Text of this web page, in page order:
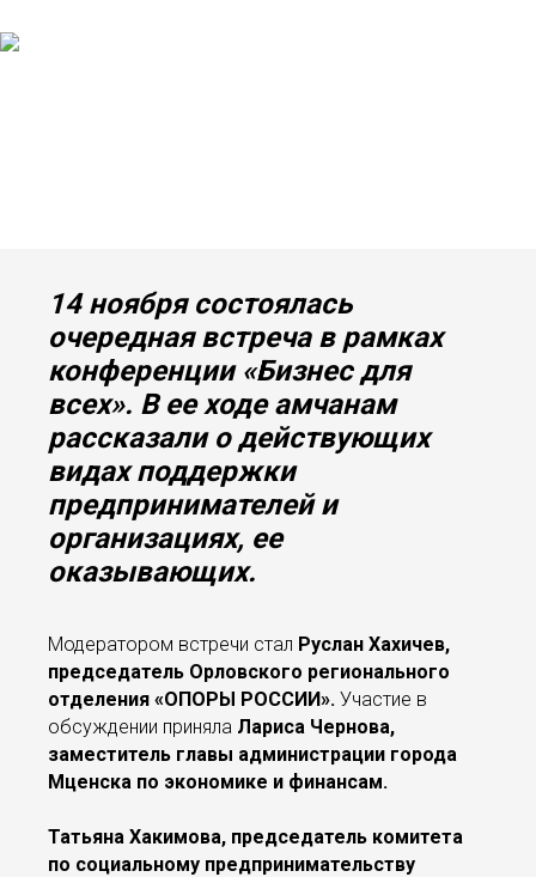
14 ноября состоялась
очередная встреча в рамках
конференции «Бизнес для
всех». В ее ходе амчанам
рассказали о действующих
видах поддержки
предпринимателей и
организациях, ее
оказывающих.
Модератором встречи стал Руслан Хахичев,
председатель Орловского регионального
отделения «ОПОРЫ РОССИИ». Участие в
обсуждении приняла Лариса Чернова,
заместитель главы администрации города
Мценска по экономике и финансам.
Татьяна Хакимова, председатель комитета
по социальному предпринимательству